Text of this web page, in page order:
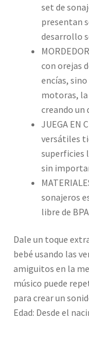
set de
presentan
desarrollo
con orejas
encías,
motoras,
creando un
JUEGA EN
versátiles
superficies
sin
sonajeros
libre de
Dale un toque
bebé usando las
amiguitos en la
músico puede
para crear un
Edad: Desde el